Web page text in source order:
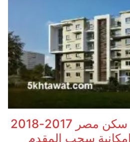
أماكن قرعة شقق سكن مصر 2017-2018
سحب المقدم